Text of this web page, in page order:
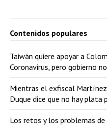
Contenidos populares
Taiwán quiere apoyar a
Coronavirus, pero gobierno
Mientras el exfiscal
Duque dice que no hay
Los retos y los problemas